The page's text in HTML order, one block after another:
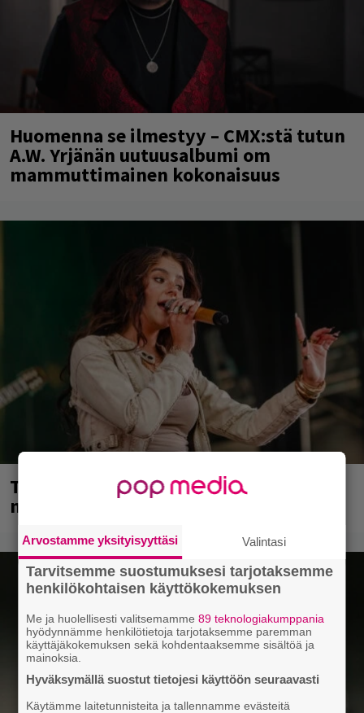
Huomenna se ilmestyy – CMX:stä tutun
A.W. Yrjänän uutuusalbumi om
mammuttimainen kokonaisuus
Tampereella sunnuntaina superpäivä –
nämä artistit mukana
Arvostamme yksityisyyttäsi Valintasi
Tarvitsemme suostumuksesi tarjotaksemme
henkilökohtaisen käyttökokemuksen
Me ja huolellisesti valitsemamme89 teknologiakumppania
hyödynnämme henkilötietoja tarjotaksemme paremman
käyttäjäkokemuksen sekä kohdentaaksemme sisältöä ja
mainoksia.
Hyväksymällä suostut tietojesi käyttöön seuraavasti
Käytämme laitetunnisteita ja tallennamme evästeitä